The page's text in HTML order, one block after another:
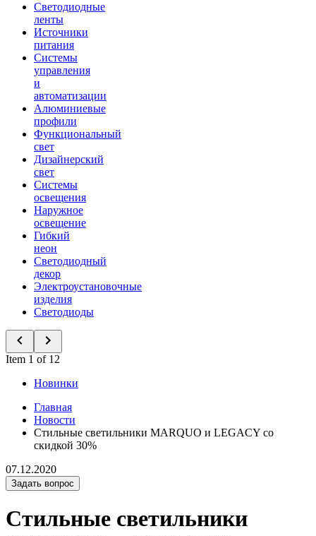
Светодиодные
ленты
Источники
питания
Системы
управления
и
автоматизации
Алюминиевые
профили
Функциональный
свет
Дизайнерский
свет
Системы
освещения
Наружное
освещение
Гибкий
неон
Светодиодный
декор
Электроустановочные
изделия
Светодиоды
Item 1 of 12
Новинки
Главная
Новости
Стильные светильники MARQUO и LEGACY со
скидкой 30%
07.12.2020
Задать вопрос
Стильные светильники